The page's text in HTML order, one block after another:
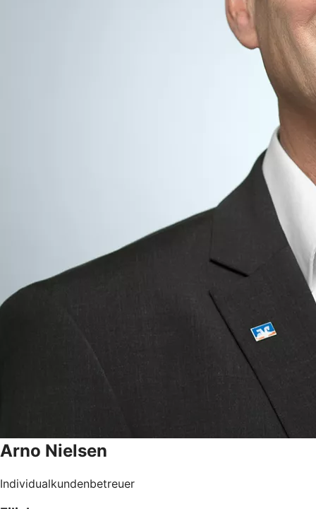
Arno Nielsen
Individualkundenbetreuer